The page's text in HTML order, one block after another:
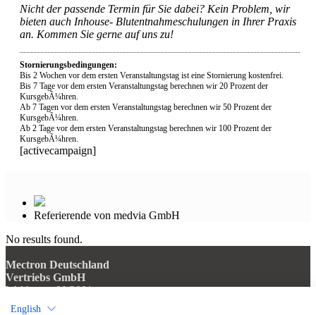
Nicht der passende Termin für Sie dabei? Kein Problem, wir
bieten auch Inhouse- Blutentnahmeschulungen in Ihrer Praxis
an. Kommen Sie gerne auf uns zu!
Stornierungsbedingungen:
Bis 2 Wochen vor dem ersten Veranstaltungstag ist eine Stornierung kostenfrei.
Bis 7 Tage vor dem ersten Veranstaltungstag berechnen wir 20 Prozent der
KursgebÃ¼hren.
Ab 7 Tagen vor dem ersten Veranstaltungstag berechnen wir 50 Prozent der
KursgebÃ¼hren.
Ab 2 Tage vor dem ersten Veranstaltungstag berechnen wir 100 Prozent der
KursgebÃ¼hren.
[activecampaign]
Referierende von medvia GmbH
No results found.
Mectron Deutschland
Vertriebs GmbH
Waltherstr. 80/2001
51069 Köln
English